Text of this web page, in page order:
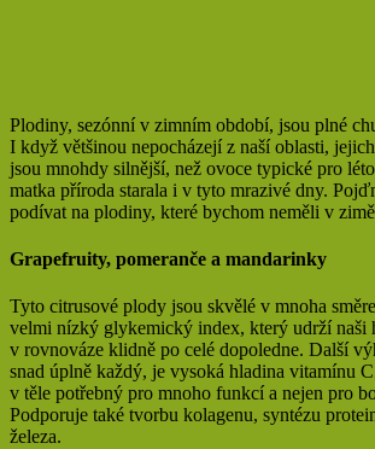
Plodiny, sezónní v zimním období, jsou plné
I když většinou nepocházejí z naší oblasti,
jsou mnohdy silnější, než ovoce typické pro
matka příroda starala i v tyto mrazivé dny.
podívat na plodiny, které bychom neměli v
Grapefruity, pomeranče a mandarinky
Tyto citrusové plody jsou skvělé v mnoha
velmi nízký glykemický index, který udrží naši
v rovnováze klidně po celé dopoledne. Další
snad úplně každý, je vysoká hladina vitamínu
v těle potřebný pro mnoho funkcí a nejen pro
Podporuje také tvorbu kolagenu, syntézu
železa.